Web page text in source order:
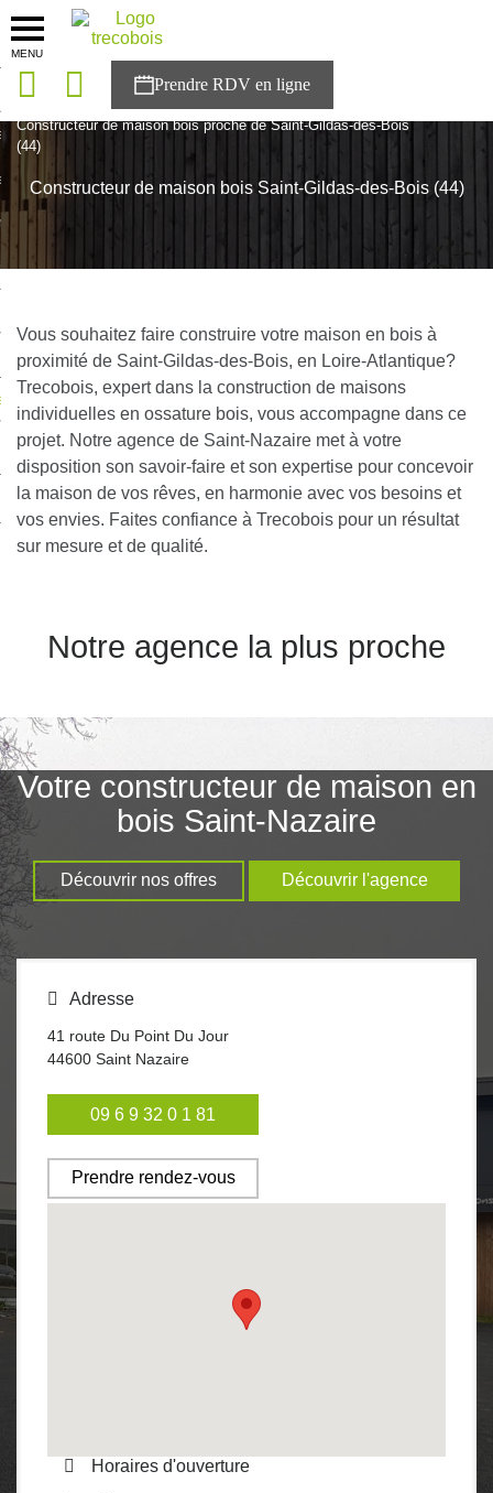
MENU
solutions
Trecobois
à NESTOR
Constructeur de maison bois proche de Saint-Gildas-des-Bois
(44)
Constructeur de maison bois Saint-Gildas-des-Bois (44)
Vous souhaitez faire construire votre maison en bois à
proximité de Saint-Gildas-des-Bois, en Loire-Atlantique?
Trecobois, expert dans la construction de maisons
individuelles en ossature bois, vous accompagne dans ce
projet. Notre agence de Saint-Nazaire met à votre
disposition son savoir-faire et son expertise pour concevoir
la maison de vos rêves, en harmonie avec vos besoins et
vos envies. Faites confiance à Trecobois pour un résultat
sur mesure et de qualité.
Notre agence la plus proche
Votre constructeur de maison en
bois Saint-Nazaire
Découvrir nos offres Découvrir l'agence
Adresse
41 route Du Point Du Jour
44600 Saint Nazaire
09 6 9 32 0 1 81
Prendre rendez-vous
Horaires d'ouverture